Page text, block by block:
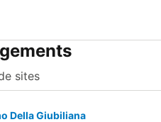
sites
Della Giubiliana